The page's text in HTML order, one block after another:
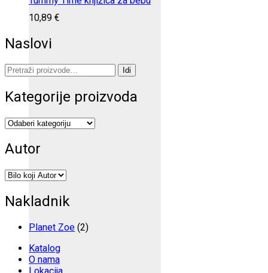
10,89 €
Naslovi
Pretraži: Idi
Kategorije proizvoda
Autor
Nakladnik
Planet Zoe (2)
Katalog
O nama